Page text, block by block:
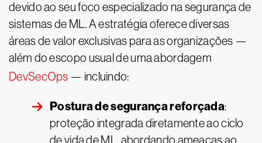
devido ao seu foco especializado na segurança de
sistemas de ML. A estratégia oferece diversas
áreas de valor exclusivas para as organizações —
além do escopo usual de uma abordagem
DevSecOps — incluindo:
Postura de segurança reforçada:
proteção integrada diretamente ao ciclo
de vida de ML, abordando ameaças ao